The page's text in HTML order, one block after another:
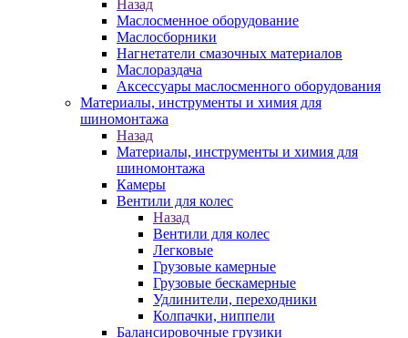
Назад
Маслосменное оборудование
Маслосборники
Нагнетатели смазочных материалов
Маслораздача
Аксессуары маслосменного оборудования
Материалы, инструменты и химия для
шиномонтажа
Назад
Материалы, инструменты и химия для
шиномонтажа
Камеры
Вентили для колес
Назад
Вентили для колес
Легковые
Грузовые камерные
Грузовые бескамерные
Удлинители, переходники
Колпачки, ниппели
Балансировочные грузики